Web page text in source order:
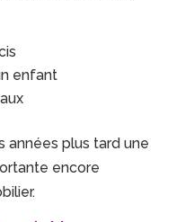
enfant
années plus tard une
encore